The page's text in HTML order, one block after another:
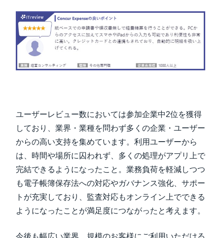
ユーザーレビュー数においては参加企業中2位を獲得
しており、業界・業種を問わず多くの企業・ユーザー
からの高い支持を集めています。利用ユーザーから
は、時間や場所に囚われず、多くの処理がアプリ上で
完結できるようになったこと。業務負荷を軽減しつつ
も電子帳簿保存法への対応やガバナンス強化、サポー
トが充実しており、監査対応もオンライン上でできる
ようになったことが満足度につながったと考えます。
今後も幅広い業界、規模のお客様にご利用いただける